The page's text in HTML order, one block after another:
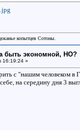
копытцев Сотоны.
быть экономной, НО?
16:19:24 »
с "нашим человеком в
на середину дня 3